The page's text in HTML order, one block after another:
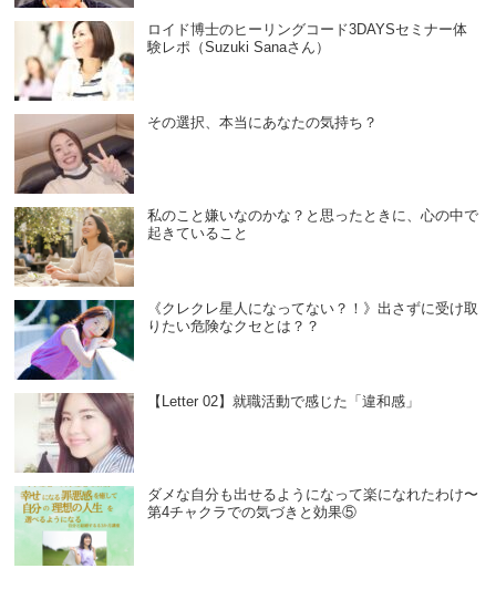
ロイド博士のヒーリングコード3DAYSセミナー体
験レポ（Suzuki Sanaさん）
その選択、本当にあなたの気持ち？
私のこと嫌いなのかな？と思ったときに、心の中で
起きていること
《クレクレ星人になってない？！》出さずに受け取
りたい危険なクセとは？？
【Letter 02】就職活動で感じた「違和感」
ダメな自分も出せるようになって楽になれたわけ〜
第4チャクラでの気づきと効果⑤